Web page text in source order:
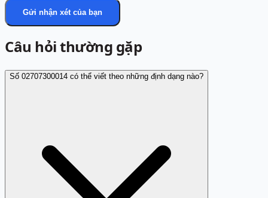
Gửi nhận xét của bạn
Câu hỏi thường gặp
Số 02707300014 có thể viết theo những định dạng nào?